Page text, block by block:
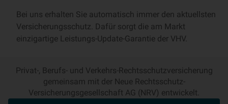
Bei uns erhalten Sie automatisch immer den aktuellsten
Versicherungsschutz. Dafür sorgt die am Markt
einzigartige Leistungs-Update-Garantie der VHV.
Privat-, Berufs- und Verkehrs-Rechtsschutzversicherung
gemeinsam mit der Neue Rechtsschutz-
Versicherungsgesellschaft AG (NRV) entwickelt.